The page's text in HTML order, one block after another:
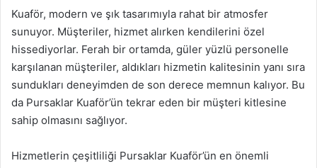
Kuaför, modern ve şık tasarımıyla rahat bir atmosfer
sunuyor. Müşteriler, hizmet alırken kendilerini özel
hissediyorlar. Ferah bir ortamda, güler yüzlü personelle
karşılanan müşteriler, aldıkları hizmetin kalitesinin yanı sıra
sundukları deneyimden de son derece memnun kalıyor. Bu
da Pursaklar Kuaför’ün tekrar eden bir müşteri kitlesine
sahip olmasını sağlıyor.
Hizmetlerin çeşitliliği Pursaklar Kuaför’ün en önemli